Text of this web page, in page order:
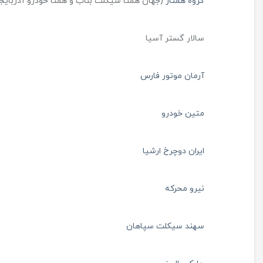
سالار گستر آسیا
آرمان موتور فارس
متین خودرو
ایران دوچرخ ارشیا
نیرو محرکه
سهند سیکلت سپاهان